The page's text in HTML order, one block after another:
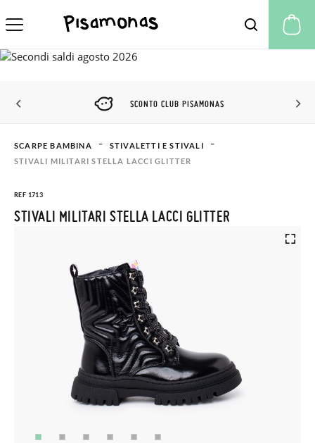
SCONTO CLUB PISAMONAS
SCARPE BAMBINA
STIVALETTI E STIVALI
STIVALI MILITARI STELLA LACCI GLITTER
REF 1713
STIVALI MILITARI STELLA LACCI GLITTER